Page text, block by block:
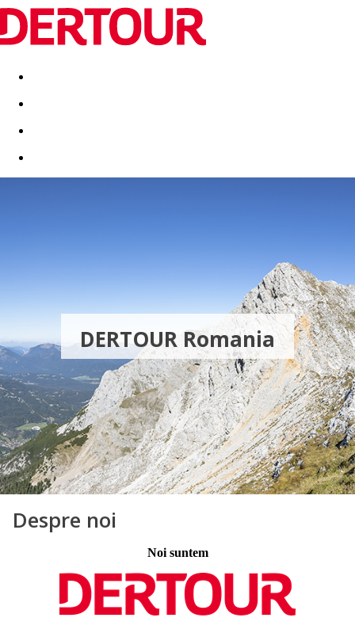
Destinatii Vacanta perfecta OFERTE DE NERATAT
DERTOUR Romania
Despre noi
Noi suntem